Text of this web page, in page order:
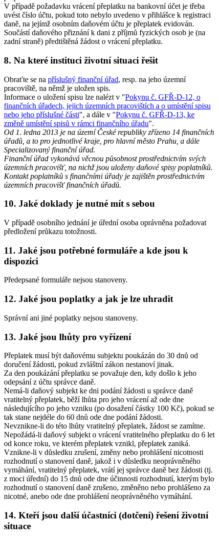
V případě požadavku vrácení přeplatku na bankovní účet je třeba
uvést číslo účtu, pokud toto nebylo uvedeno v přihlášce k registraci
daně, na jejímž osobním daňovém účtu je přeplatek evidován.
Součástí daňového přiznání k dani z příjmů fyzických osob je (na
zadní straně) předtištěná žádost o vrácení přeplatku.
8. Na které instituci životní situaci řešit
Obraťte se na příslušný finanční úřad, resp. na jeho územní
pracoviště, na němž je uložen spis.
Informace o uložení spisu lze nalézt v "Pokynu č. GFŘ-D-12, o
finančních úřadech, jejich územních pracovištích a o umístění spisu
nebo jeho příslušné části", a dále v "Pokynu č. GFŘ-D-13, ke
změně umístění spisů v rámci finančního úřadu".
Od 1. ledna 2013 je na území České republiky zřízeno 14 finančních
úřadů, a to pro jednotlivé kraje, pro hlavní město Prahu, a dále
Specializovaný finanční úřad.
Finanční úřad vykonává věcnou působnost prostřednictvím svých
územních pracovišť, na nichž jsou uloženy daňové spisy poplatníků.
Kontakt poplatníků s finančními úřady je zajištěn prostřednictvím
územních pracovišť finančních úřadů.
10. Jaké doklady je nutné mít s sebou
V případě osobního jednání je úřední osoba oprávněna požadovat
předložení průkazu totožnosti.
11. Jaké jsou potřebné formuláře a kde jsou k
dispozici
Předepsané formuláře nejsou stanoveny.
12. Jaké jsou poplatky a jak je lze uhradit
Správní ani jiné poplatky nejsou stanoveny.
13. Jaké jsou lhůty pro vyřízení
Přeplatek musí být daňovému subjektu poukázán do 30 dnů od
doručení žádosti, pokud zvláštní zákon nestanoví jinak.
Za den poukázání přeplatku se považuje den, kdy došlo k jeho
odepsání z účtu správce daně.
Nemá-li daňový subjekt ke dni podání žádosti u správce daně
vratitelný přeplatek, běží lhůta pro jeho vrácení až ode dne
následujícího po jeho vzniku (po dosažení částky 100 Kč), pokud se
tak stane nejdéle do 60 dnů ode dne podání žádosti.
Nevznikne-li do této lhůty vratitelný přeplatek, žádost se zamítne.
Nepožádá-li daňový subjekt o vrácení vratitelného přeplatku do 6 let
od konce roku, ve kterém přeplatek vznikl, přeplatek zaniká.
Vznikne-li v důsledku zrušení, změny nebo prohlášení nicotnosti
rozhodnutí o stanovení daně, jakož i v důsledku neoprávněného
vymáhání, vratitelný přeplatek, vrátí jej správce daně bez žádosti (tj.
z moci úřední) do 15 dnů ode dne účinnosti rozhodnutí, kterým bylo
rozhodnutí o stanovení daně zrušeno, změněno nebo prohlášeno za
nicotné, anebo ode dne prohlášení neoprávněného vymáhání.
14. Kteří jsou další účastníci (dotčení) řešení životní
situace